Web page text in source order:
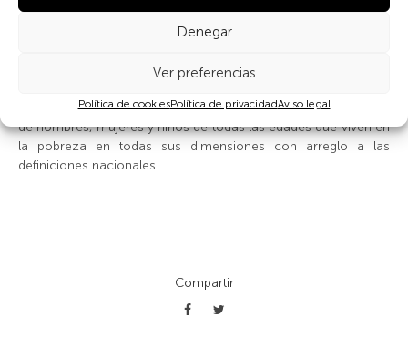
Denegar
Ver preferencias
Política de cookiesPolítica de privacidadAviso legal
manifestación más de desigualdad.
para el Desarrollo Sostenible) están erradicar la pobreza
para ese mismo año, reducir al menos a la mitad la proporción
de hombres, mujeres y niños de todas las edades que viven en
la pobreza en todas sus dimensiones con arreglo a las
definiciones nacionales.
Compartir